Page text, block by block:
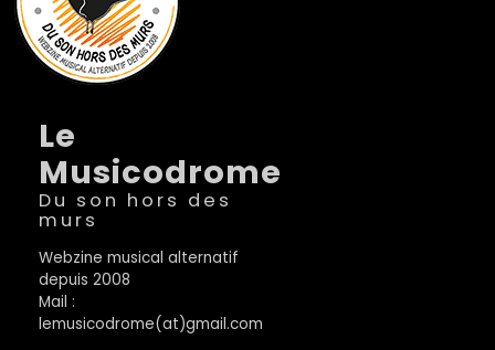
Le
Musicodrome
Du son hors des
murs
Webzine musical alternatif
depuis 2008
Mail :
lemusicodrome(at)gmail.com